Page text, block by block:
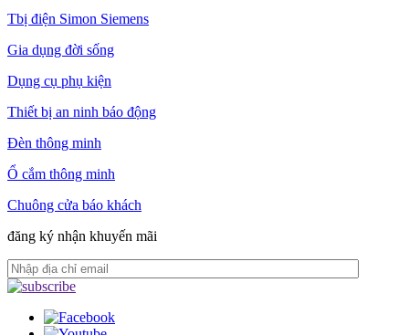
Tbị điện Simon Siemens
Gia dụng đời sống
Dụng cụ phụ kiện
Thiết bị an ninh báo động
Đèn thông minh
Ổ cắm thông minh
Chuông cửa báo khách
đăng ký nhận khuyến mãi